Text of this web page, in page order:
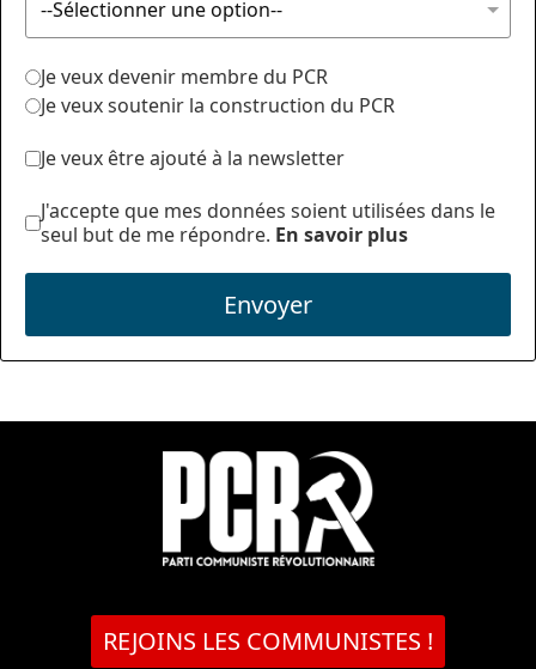
Je veux devenir membre du PCR
Je veux soutenir la construction du PCR
Je veux être ajouté à la newsletter
J'accepte que mes données soient utilisées dans le
seul but de me répondre. En savoir plus
Envoyer
REJOINS LES COMMUNISTES !